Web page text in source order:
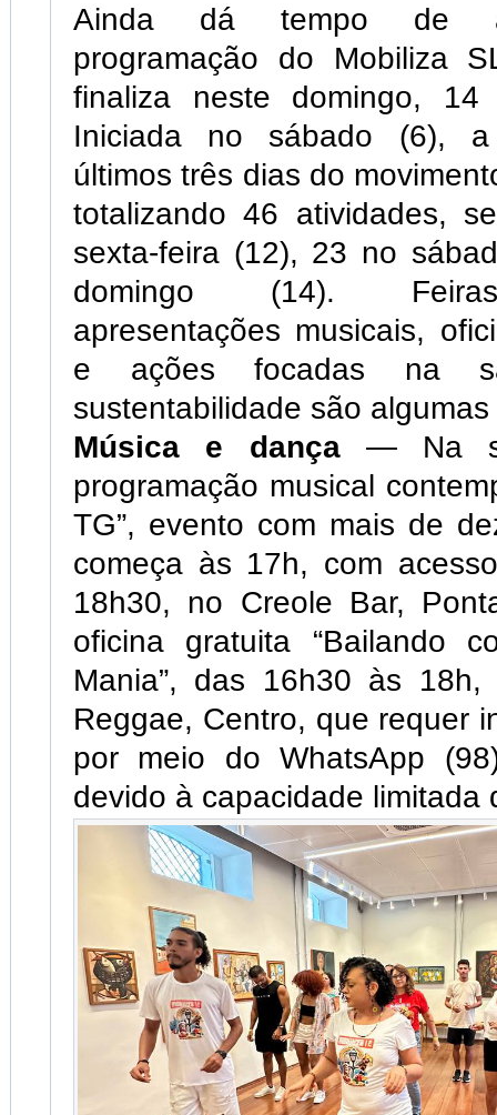
Ainda dá tempo de
programação do Mobiliza
finaliza neste domingo, 14
Iniciada no sábado (6),
últimos três dias do
totalizando 46 atividades,
sexta-feira (12), 23 no
domingo (14).
apresentações musicais,
e ações focadas na
sustentabilidade são
Música e dança— Na
programação musical
TG”, evento com mais de
começa às 17h, com
18h30, no Creole Bar,
oficina gratuita “Bailando
Mania”, das 16h30 às
Reggae, Centro, que requer
por meio do WhatsApp
devido à capacidade limitada